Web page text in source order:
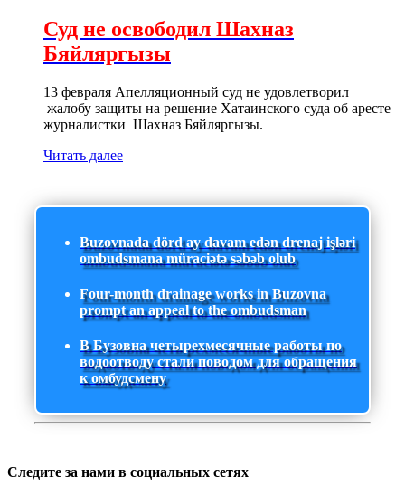
Суд не освободил Шахназ
Бяйляргызы
13 февраля Апелляционный суд не удовлетворил
жалобу защиты на решение Хатаинского суда об аресте
журналистки Шахназ Бяйляргызы.
Читать далее
Buzovnada dörd ay davam edən drenaj işləri
ombudsmana müraciətə səbəb olub
Four-month drainage works in Buzovna
prompt an appeal to the ombudsman
В Бузовна четырехмесячные работы по
водоотводу стали поводом для обращения
к омбудсмену
Следите за нами в социальных сетях